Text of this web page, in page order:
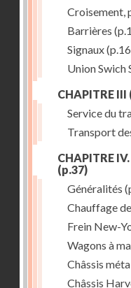
Croisement,
Barrières
Signaux
Union Swich
CHAPITRE III
Service du
Transport
CHAPITRE
(p.37)
Généralités
Chauffage
Frein New-
Wagons à
Châssis
Châssis